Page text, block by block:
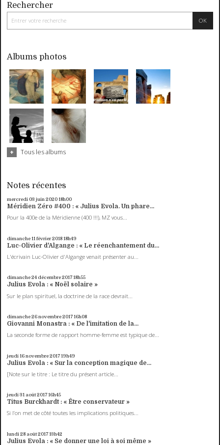
Rechercher
Albums photos
Tous les albums
Notes récentes
mercredi 03 juin 202018h00
Méridien Zéro #400 : « Julius Evola. Un phare...
Pour la 400e de la Méridienne (400 !!!), MZ vous...
dimanche 11 février 201818h49
Luc-Olivier d'Algange : « Le réenchantement du...
L'écrivain Luc-Olivier d'Algange venait présenter au...
dimanche 24 décembre 201718h55
Julius Evola : « Noël solaire »
Sur le plan spirituel, la doctrine de la race devrait...
dimanche 26novembre 201716h08
Giovanni Monastra : « De l'imitation de la...
La seconde forme de rapport homme-femme est typique de...
jeudi 16novembre 201719h49
Julius Evola : « Sur la conception magique de...
[Note sur le titre : Le titre du présent article...
jeudi 31 août 201716h45
Titus Burckhardt : « Être conservateur »
Si l’on met de côté toutes les implications politiques...
lundi 28 août 201713h42
Julius Evola : « Se donner une loi à soi même »